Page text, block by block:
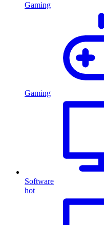
Gaming
Gaming
Software
hot